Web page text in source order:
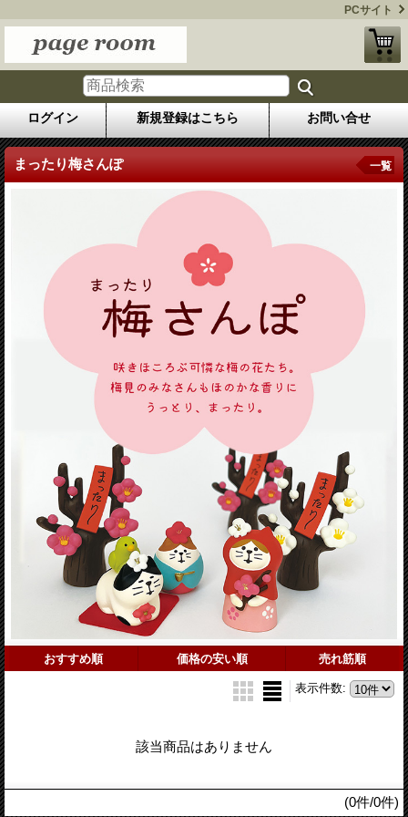
PCサイト
ログイン 新規登録はこちら お問い合せ
まったり梅さんぽ 一覧
おすすめ順 価格の安い順 売れ筋順
表示件数:
該当商品はありません
(0件/0件)